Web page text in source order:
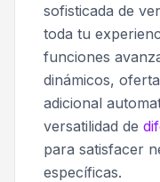
sofisticada de
toda tu
funciones
dinámicos,
adicional
versatilidad de
para satisfacer
específicas.